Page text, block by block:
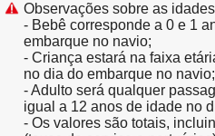
Observações sobre as
- Bebê corresponde a 0 e 1
embarque no navio;
- Criança estará na faixa
no dia do embarque no
- Adulto será qualquer
igual a 12 anos de idade no
- Os valores são totais,